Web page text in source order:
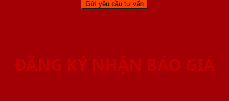
ĐĂNG KÝ NHẬN BÁO GIÁ